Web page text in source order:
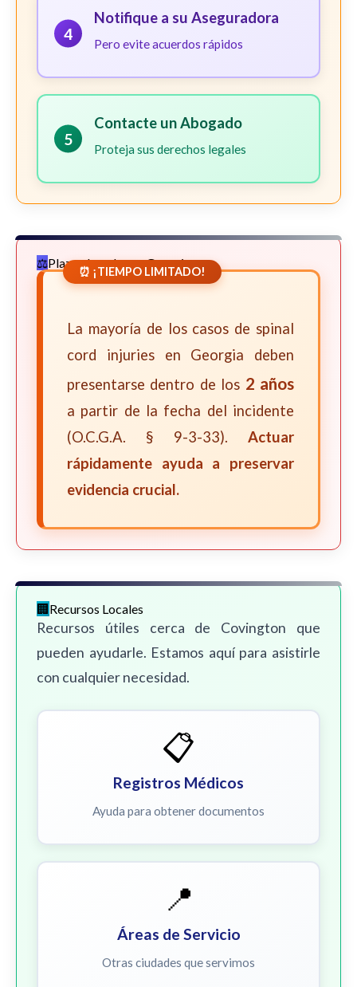
4
Notifique a su Aseguradora
Pero evite acuerdos rápidos
5
Contacte un Abogado
Proteja sus derechos legales
Plazos Legales en Georgia
⏰ ¡TIEMPO LIMITADO!
La mayoría de los casos de spinal
cord injuries en Georgia deben
presentarse dentro de los 2 años
a partir de la fecha del incidente
(O.C.G.A. § 9-3-33). Actuar
rápidamente ayuda a preservar
evidencia crucial.
Recursos Locales
Recursos útiles cerca de Covington que
pueden ayudarle. Estamos aquí para asistirle
con cualquier necesidad.
📋
Registros Médicos
Ayuda para obtener documentos
📍
Áreas de Servicio
Otras ciudades que servimos